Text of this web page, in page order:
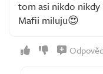
tom asi nikdo
Mafii miluju😍